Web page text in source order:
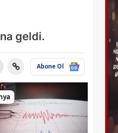
geldi.
Abone Ol